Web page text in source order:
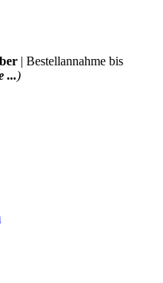
| Bestellannahme bis
...)